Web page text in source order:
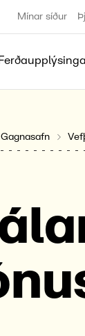
Mínar síður
Gagnasafn